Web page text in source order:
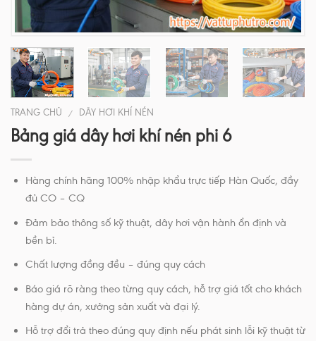
TRANG CHỦ / DÂY HƠI KHÍ NÉN
Bảng giá dây hơi khí nén phi 6
Hàng chính hãng 100% nhập khẩu trực tiếp Hàn Quốc, đầy
đủ CO – CQ
Đảm bảo thông số kỹ thuật, dây hơi vận hành ổn định và
bền bỉ.
Chất lượng đồng đều – đúng quy cách
Báo giá rõ ràng theo từng quy cách, hỗ trợ giá tốt cho khách
hàng dự án, xưởng sản xuất và đại lý.
Hỗ trợ đổi trả theo đúng quy định nếu phát sinh lỗi kỹ thuật từ